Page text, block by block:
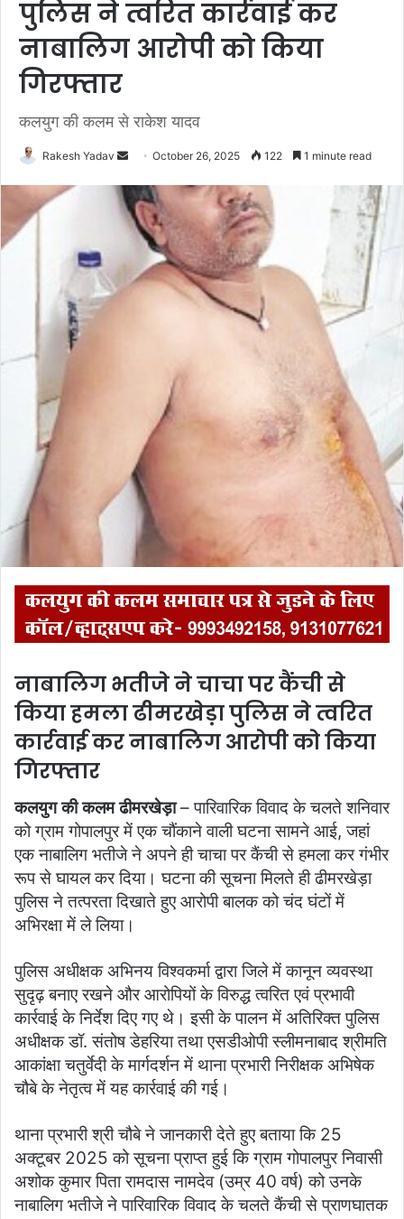
पुलिस ने त्वरित कार्रवाई कर
नाबालिग आरोपी को किया
गिरफ्तार
कलयुग की कलम से राकेश यादव
Rakesh Yadav
n
d
e
October 26, 2025 122 1 minute read
नाबालिग भतीजे ने चाचा पर कैंची से
किया हमला ढीमरखेड़ा पुलिस ने त्वरित
कार्रवाई कर नाबालिग आरोपी को किया
गिरफ्तार
कलयुग की कलम ढीमरखेड़ा– पारिवारिक विवाद के चलते शनिवार
को ग्राम गोपालपुर में एक चौंकाने वाली घटना सामने आई, जहां
एक नाबालिग भतीजे ने अपने ही चाचा पर कैंची से हमला कर गंभीर
रूप से घायल कर दिया। घटना की सूचना मिलते ही ढीमरखेड़ा
पुलिस ने तत्परता दिखाते हुए आरोपी बालक को चंद घंटों में
अभिरक्षा में ले लिया।
पुलिस अधीक्षक अभिनय विश्वकर्मा द्वारा जिले में कानून व्यवस्था
सुदृढ़ बनाए रखने और आरोपियों के विरुद्ध त्वरित एवं प्रभावी
कार्रवाई के निर्देश दिए गए थे। इसी के पालन में अतिरिक्त पुलिस
अधीक्षक डॉ. संतोष डेहरिया तथा एसडीओपी स्लीमनाबाद श्रीमति
आकांक्षा चतुर्वेदी के मार्गदर्शन में थाना प्रभारी निरीक्षक अभिषेक
चौबे के नेतृत्व में यह कार्रवाई की गई।
थाना प्रभारी श्री चौबे ने जानकारी देते हुए बताया कि 25
अक्टूबर 2025 को सूचना प्राप्त हुई कि ग्राम गोपालपुर निवासी
अशोक कुमार पिता रामदास नामदेव (उम्र 40 वर्ष) को उनके
नाबालिग भतीजे ने पारिवारिक विवाद के चलते कैंची से प्राणघातक